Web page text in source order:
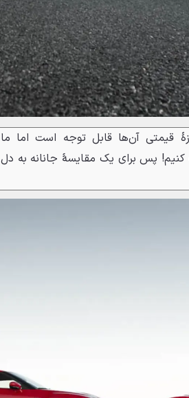
قیمتی آن‌ها قابل توجه است اما ما
کنیم! پس برای یک مقایسهٔ جانانه به دل